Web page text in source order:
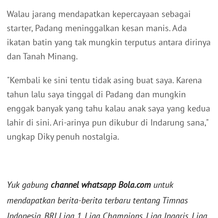
Walau jarang mendapatkan kepercayaan sebagai
starter, Padang meninggalkan kesan manis. Ada
ikatan batin yang tak mungkin terputus antara dirinya
dan Tanah Minang.
"Kembali ke sini tentu tidak asing buat saya. Karena
tahun lalu saya tinggal di Padang dan mungkin
enggak banyak yang tahu kalau anak saya yang kedua
lahir di sini. Ari-arinya pun dikubur di Indarung sana,"
ungkap Diky penuh nostalgia.
Yuk gabung channel whatsapp Bola.com untuk
mendapatkan berita-berita terbaru tentang Timnas